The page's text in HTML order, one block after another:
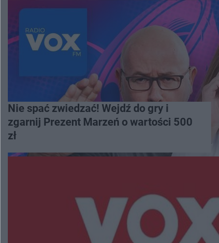
Nie spać zwiedzać! Wejdź do gry i
zgarnij Prezent Marzeń o wartości 500
zł